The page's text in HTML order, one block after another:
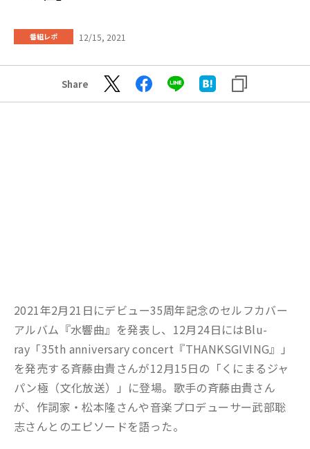
番組レポ 12/15, 2021
Share
2021年2月21日にデビュー35周年記念のセルフカバー
アルバム『水響曲』を発表し、12月24日にはBlu-
ray「35th anniversary concert『THANKSGIVING』」
を発売する斉藤由貴さんが12月15日の「くにまるジャ
パン極（文化放送）」に登場。歌手の斉藤由貴さん
が、作詞家・松本隆さんや音楽プロデューサー武部聡
志さんとのエピソードを語った。